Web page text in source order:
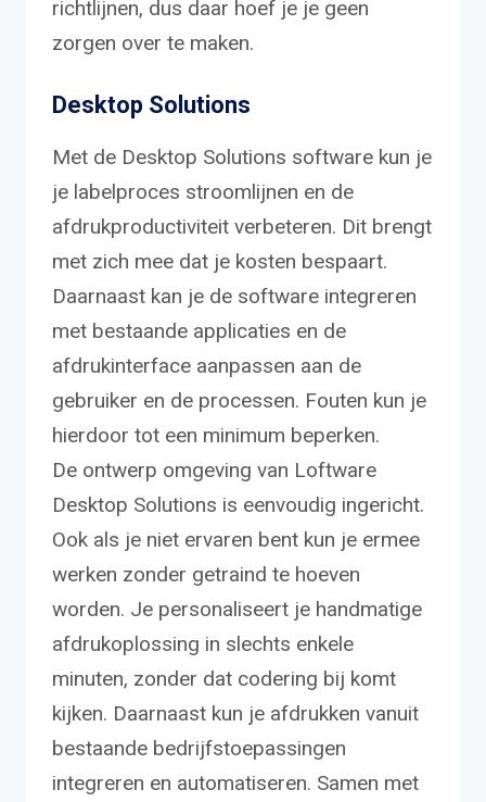
richtlijnen, dus daar hoef je je geen
zorgen over te maken.
Desktop Solutions
Met de Desktop Solutions software kun je
je labelproces stroomlijnen en de
afdrukproductiviteit verbeteren. Dit brengt
met zich mee dat je kosten bespaart.
Daarnaast kan je de software integreren
met bestaande applicaties en de
afdrukinterface aanpassen aan de
gebruiker en de processen. Fouten kun je
hierdoor tot een minimum beperken.
De ontwerp omgeving van Loftware
Desktop Solutions is eenvoudig ingericht.
Ook als je niet ervaren bent kun je ermee
werken zonder getraind te hoeven
worden. Je personaliseert je handmatige
afdrukoplossing in slechts enkele
minuten, zonder dat codering bij komt
kijken. Daarnaast kun je afdrukken vanuit
bestaande bedrijfstoepassingen
integreren en automatiseren. Samen met